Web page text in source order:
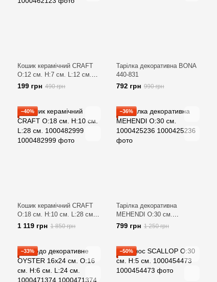
Кошик керамічний CRAFT
O:12 см. H:7 см. L:12 см.
1000462123
199 грн 490 грн
Тарілка декоративна BONA
440-831
792 грн 990 грн
−40%
Кошик керамічний CRAFT
O:18 см. H:10 см. L:28 см.
1000482999
1 119 грн 1 850 грн
−36%
Тарілка декоративна
MEHENDI O:30 см.
1000425236
799 грн 1 250 грн
−33% −50%